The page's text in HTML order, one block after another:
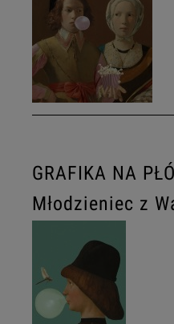
GRAFIKA NA
Młodzieniec z